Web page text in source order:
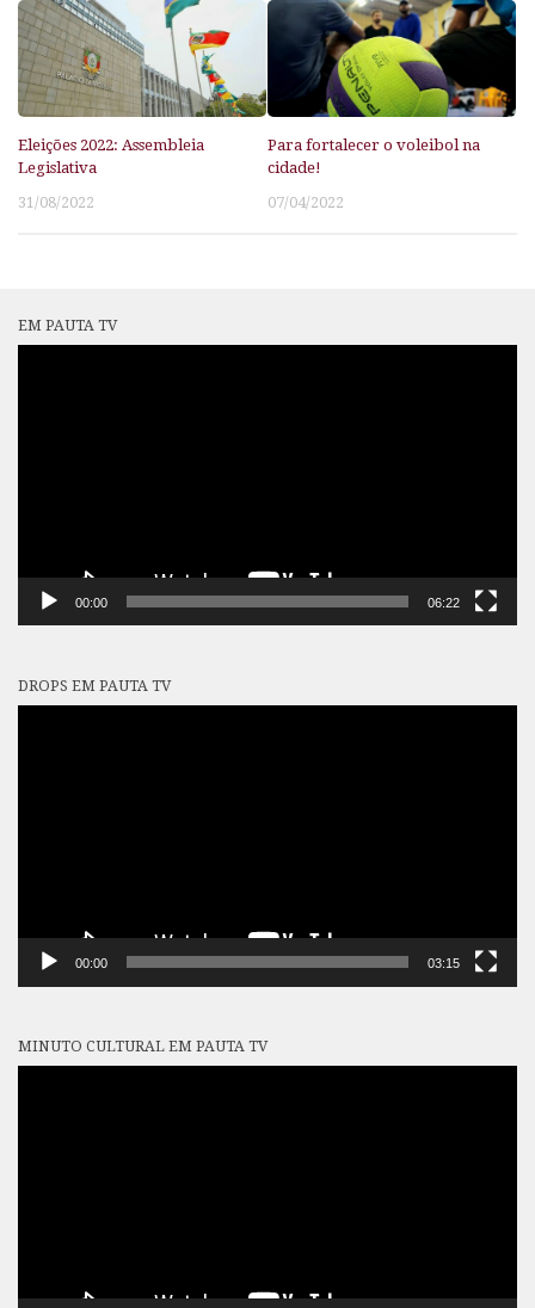
Eleições 2022: Assembleia
Legislativa
31/08/2022
Para fortalecer o voleibol na
cidade!
07/04/2022
EM PAUTA TV
00:00 06:22
DROPS EM PAUTA TV
00:00 03:15
MINUTO CULTURAL EM PAUTA TV